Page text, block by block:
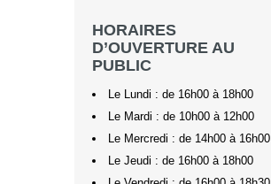
HORAIRES
D’OUVERTURE AU
PUBLIC
Le Lundi : de 16h00 à 18h00
Le Mardi : de 10h00 à 12h00
Le Mercredi : de 14h00 à 16h00
Le Jeudi : de 16h00 à 18h00